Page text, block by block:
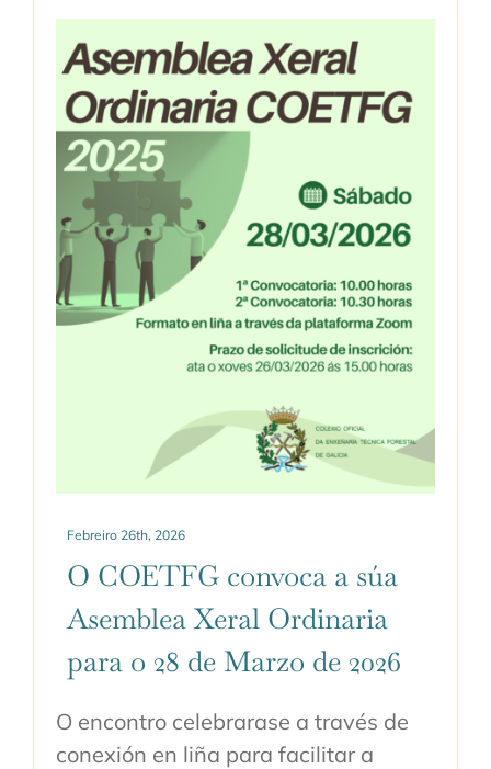
Febreiro 26th, 2026
O COETFG convoca a súa
Asemblea Xeral Ordinaria
para o 28 de Marzo de 2026
O encontro celebrarase a través de
conexión en liña para facilitar a